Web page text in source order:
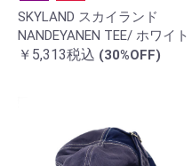
SKYLAND スカイランド
NANDEYANEN TEE/ ホワイト
￥5,313税込 (30%OFF)